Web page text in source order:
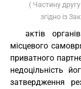
( Частину
згідно із
актів
місцевого
приватного
недоцільність
затвердження